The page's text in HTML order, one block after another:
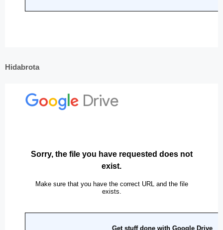
Hidabrota